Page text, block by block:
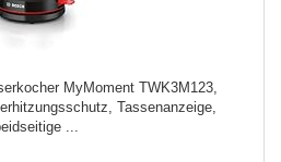
MyMoment TWK3M123,
Tassenanzeige,
...